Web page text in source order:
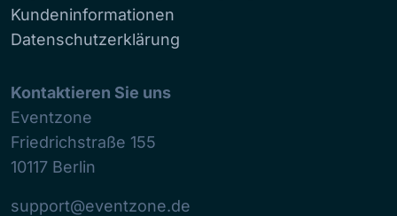
Kundeninformationen
Datenschutzerklärung
Kontaktieren Sie uns
Eventzone
Friedrichstraße 155
10117 Berlin
support@eventzone.de